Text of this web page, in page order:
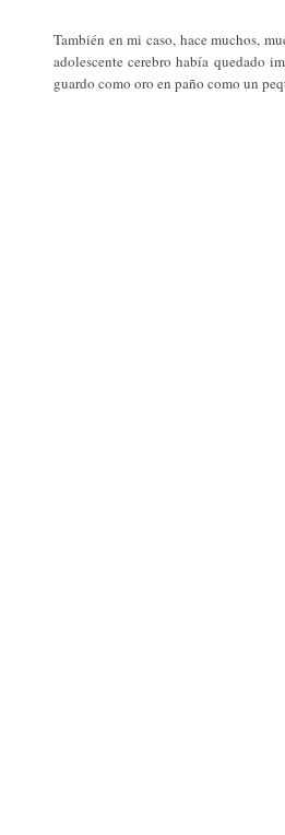
También en mi caso, hace muchos,
adolescente cerebro había quedado
guardo como oro en paño como un